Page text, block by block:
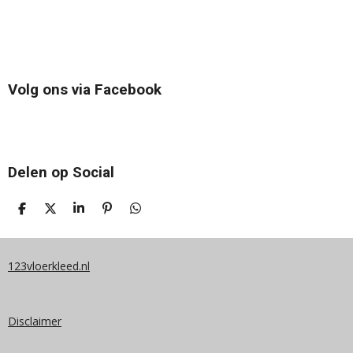
Volg ons via Facebook
Delen op Social
D
L
N
D
E
S
A
E
P
N
D
L
123vloerkleed.nl
Disclaimer